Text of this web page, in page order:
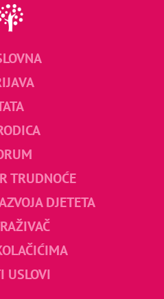
TRUDNOĆE
DJETETA
USLOVI